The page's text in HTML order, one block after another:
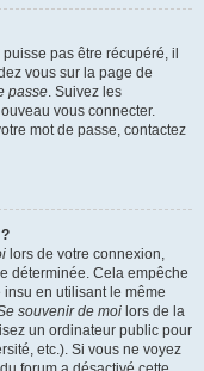
pas être récupéré, il
vous sur la page de
passe. Suivez les
vous connecter.
mot de passe, contactez
lors de votre connexion,
déterminée. Cela empêche
insu en utilisant le même
souvenir de moi lors de la
un ordinateur public pour
etc.). Si vous ne voyez